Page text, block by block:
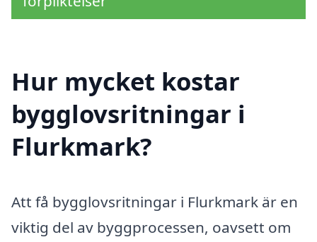
Hur mycket kostar
bygglovsritningar i
Flurkmark?
Att få bygglovsritningar i Flurkmark är en
viktig del av byggprocessen, oavsett om